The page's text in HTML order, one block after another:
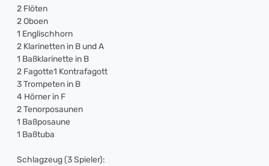
2 Flöten
2 Oboen
1 Englischhorn
2 Klarinetten in B und A
1 Baßklarinette in B
2 Fagotte1 Kontrafagott
3 Trompeten in B
4 Hörner in F
2 Tenorposaunen
1 Baßposaune
1 Baßtuba
Schlagzeug (3 Spieler):